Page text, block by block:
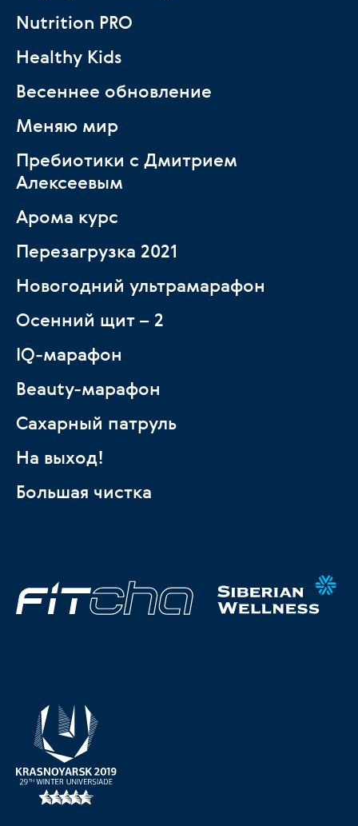
Nutrition PRO
Healthy Kids
Весеннее обновление
Меняю мир
Пребиотики с Дмитрием
Алексеевым
Арома курс
Перезагрузка 2021
Новогодний ультрамарафон
Осенний щит – 2
IQ-марафон
Beauty-марафон
Сахарный патруль
На выход!
Большая чистка